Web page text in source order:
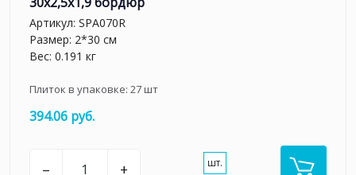
Артикул: SPA070R
Размер: 2*30 см
Вес: 0.191 кг
Плиток в упаковке: 27шт
394.06 руб.
– + шт.